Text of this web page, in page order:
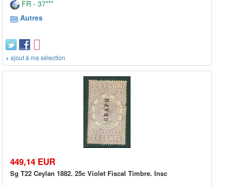
FR - 37***
Autres
+ ajout à ma sélection
449,14 EUR
Sg T22 Ceylan 1882. 25c Violet Fiscal Timbre. Insc